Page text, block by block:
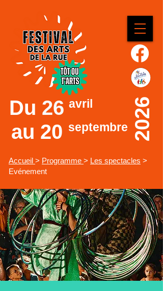
Du 26
au 20
avril
septembre 2026
Accueil > Programme > Les spectacles >
Evénement